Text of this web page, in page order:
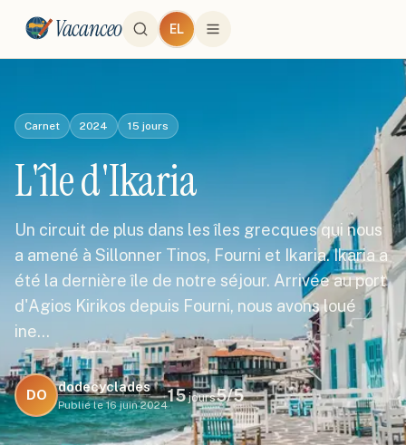
Vacanceo EL
Carnet 2024 15 jours
L'île d'Ikaria
Un circuit de plus dans les îles grecques qui nous
a amené à Sillonner Tinos, Fourni et Ikaria. Ikaria a
été la dernière île de notre séjour. Arrivée au port
d'Agios Kirikos depuis Fourni, nous avons loué
ine…
DO
dodecyclades
Publié le 16 juin 2024
15jours5/5